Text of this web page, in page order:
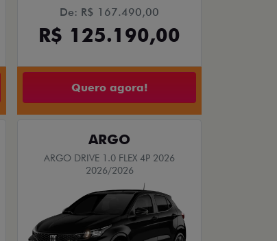
De: R$ 167.490,00
R$ 125.190,00
Quero agora!
ARGO
ARGO DRIVE 1.0 FLEX 4P 2026
2026/2026